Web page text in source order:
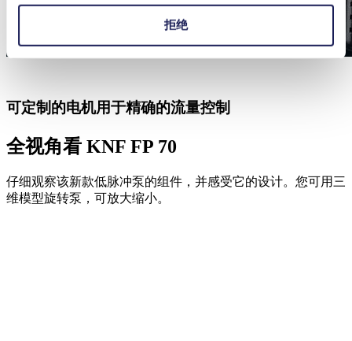
拒绝
可定制的电机用于精确的流量控制
全视角看 KNF FP 70
仔细观察该新款低脉冲泵的组件，并感受它的设计。您可用三
维模型旋转泵，可放大缩小。